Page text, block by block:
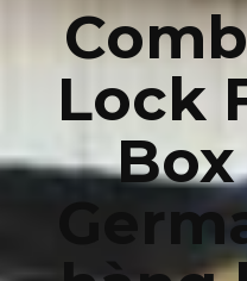
Lock